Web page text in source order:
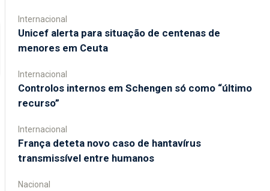
Internacional
Unicef alerta para situação de centenas de
menores em Ceuta
Internacional
Controlos internos em Schengen só como “último
recurso”
Internacional
França deteta novo caso de hantavírus
transmissível entre humanos
Nacional